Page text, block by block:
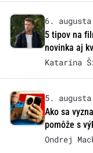
6. augusta
5 tipov na
novinka aj
Katarína
5. augusta
Ako sa
pomôže s
Ondrej